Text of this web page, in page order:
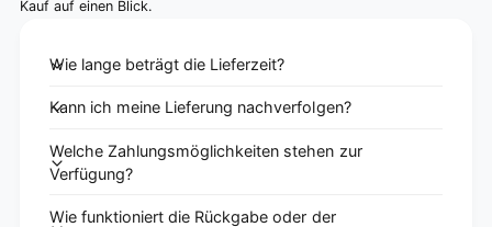
Kauf auf einen Blick.
Wie lange beträgt die Lieferzeit?
Kann ich meine Lieferung nachverfolgen?
Welche Zahlungsmöglichkeiten stehen zur
Verfügung?
Wie funktioniert die Rückgabe oder der